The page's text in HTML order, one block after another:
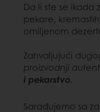
Da li ste se ikada
pekare,
omiljenom
Zahvaljujući
proizvodnji
i pekarstvo.
Sarađujemo sa